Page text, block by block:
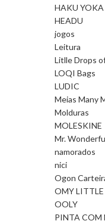
HAKU YOKA
HEADU
jogos
Leitura
Litlle Drops
LOQI Bags
LUDIC
Meias Many
Molduras
MOLESKINE
Mr.
namorados
nici
Ogon
OMY LITTLE
OOLY
PINTA COM